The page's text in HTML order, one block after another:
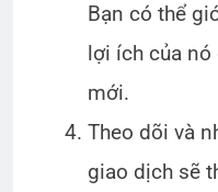
Bạn có thể
lợi ích của
mới.
Theo dõi và
giao dịch sẽ